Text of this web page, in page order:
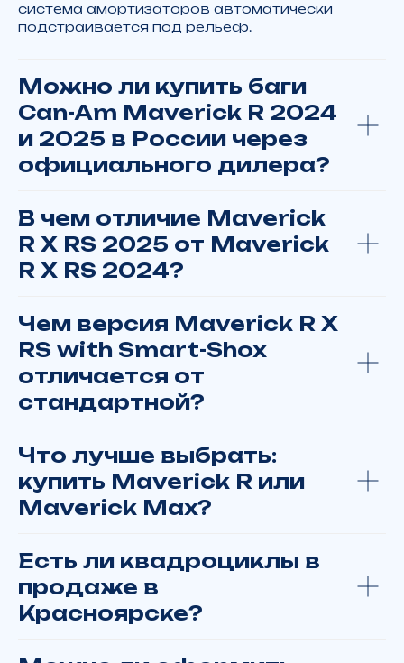
система амортизаторов автоматически
подстраивается под рельеф.
Можно ли купить баги
Can-Am Maverick R 2024
и 2025 в России через
официального дилера?
В чем отличие Maverick
R X RS 2025 от Maverick
R X RS 2024?
Чем версия Maverick R X
RS with Smart-Shox
отличается от
стандартной?
Что лучше выбрать:
купить Maverick R или
Maverick Max?
Есть ли квадроциклы в
продаже в
Красноярске?
Спросите у нас
Или заполните форму, чтобы мы вам
перезвонили
+7 902 816 16 50
Вас интересует
Я даюсогласиена обработку
персональных данных в соответствии
сполитикой конфиденциальности
Отдел запчастей: